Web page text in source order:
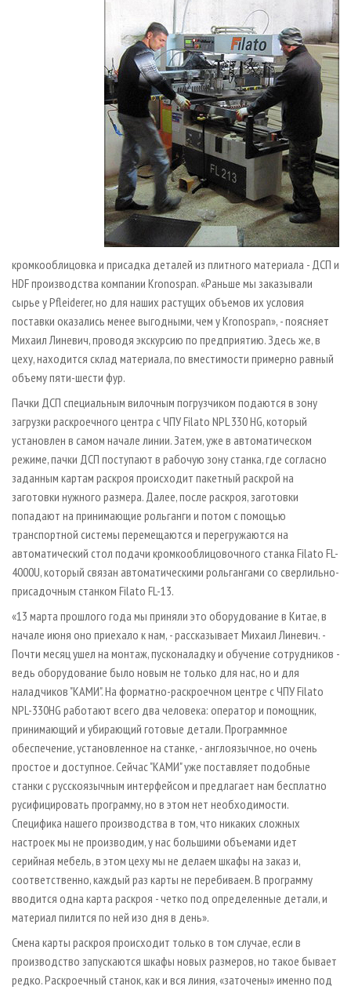
кромкооблицовка и присадка деталей из плитного материала - ДСП и
HDF производства компании Kronospan. «Раньше мы заказывали
сырье у Pfleiderer, но для наших растущих объемов их условия
поставки оказались менее выгодными, чем у Kronospan», - поясняет
Михаил Линевич, проводя экскурсию по предприятию. Здесь же, в
цеху, находится склад материала, по вместимости примерно равный
объему пяти-шести фур.
Пачки ДСП специальным вилочным погрузчиком подаются в зону
загрузки раскроечного центра с ЧПУ Filato NPL 330 HG, который
установлен в самом начале линии. Затем, уже в автоматическом
режиме, пачки ДСП поступают в рабочую зону станка, где согласно
заданным картам раскроя происходит пакетный раскрой на
заготовки нужного размера. Далее, после раскроя, заготовки
попадают на принимающие рольганги и потом с помощью
транспортной системы перемещаются и перегружаются на
автоматический стол подачи кромкооблицовочного станка Filato FL-
4000U, который связан автоматическими рольгангами со сверлильно-
присадочным станком Filato FL-13.
«13 марта прошлого года мы приняли это оборудование в Китае, в
начале июня оно приехало к нам, - рассказывает Михаил Линевич. -
Почти месяц ушел на монтаж, пусконаладку и обучение сотрудников -
ведь оборудование было новым не только для нас, но и для
наладчиков "КАМИ". На форматно-раскроечном центре с ЧПУ Filato
NPL-330HG работают всего два человека: оператор и помощник,
принимающий и убирающий готовые детали. Программное
обеспечение, установленное на станке, - англо­язычное, но очень
простое и доступное. Сейчас "КАМИ" уже поставляет подобные
станки с русскоязычным интерфейсом и предлагает нам бесплатно
русифицировать программу, но в этом нет необходимости.
Специфика нашего производства в том, что никаких сложных
настроек мы не производим, у нас большими объемами идет
серийная мебель, в этом цеху мы не делаем шкафы на заказ и,
соответственно, каждый раз карты не перебиваем. В программу
вводится одна карта раскроя - четко под определенные детали, и
материал пилится по ней изо дня в день».
Смена карты раскроя происходит только в том случае, если в
производство запускаются шкафы новых размеров, но такое бывает
редко. Раскроечный станок, как и вся линия, «заточены» именно под